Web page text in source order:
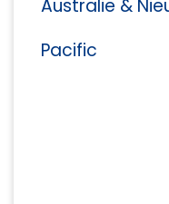
Australië &
Pacific